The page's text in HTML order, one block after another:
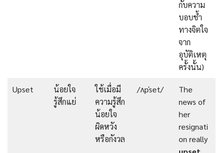
กับความ
บอบช้ำ
ทางจิตใจ
จาก
อุบัติเหตุ
ครั้งนั้น)
Upset
น้อยใจ
รู้สึกแย่
ใช้เมื่อมี
ความรู้สึก
น้อยใจ
ผิดหวัง
หรือกังวล
/ʌpˈset/
The
news of
her
resignati
on really